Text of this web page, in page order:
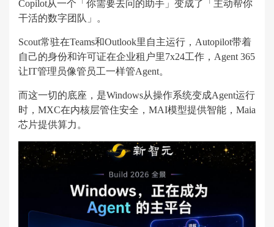
Copilot从一个「你需要去问的助手」变成了「主动帮你
干活的数字团队」。
Scout常驻在Teams和Outlook里自主运行，Autopilot带着
自己的身份和许可证在企业租户里7x24工作，Agent 365
让IT管理员像管员工一样管Agent。
而这一切的底座，是Windows从操作系统变成Agent运行
时，MXC在内核层管住安全，MAI模型提供智能，Maia
芯片提供算力。